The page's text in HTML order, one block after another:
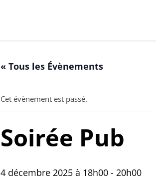
« Tous les Évènements
Cet évènement est passé.
Soirée Pub
4 décembre 2025 à 18h00 - 20h00